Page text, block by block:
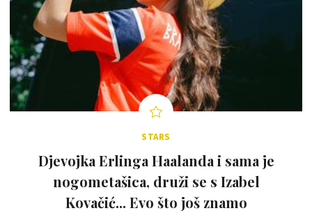
STARS
Djevojka Erlinga Haalanda i sama je
nogometašica, druži se s Izabel
Kovačić... Evo što još znamo